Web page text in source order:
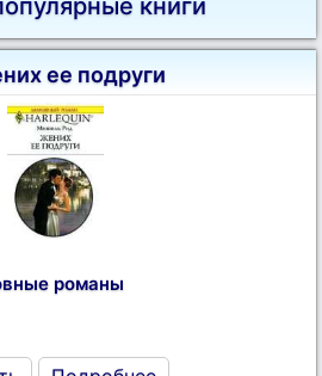
книги
ее подруги
романы